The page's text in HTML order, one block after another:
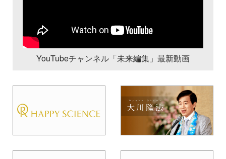
YouTubeチャンネル「未来編集」最新動画